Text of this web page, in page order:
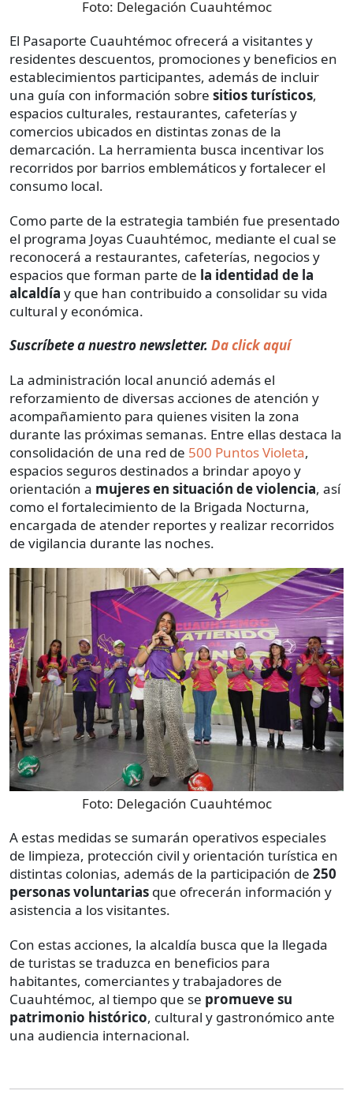
Foto: Delegación Cuauhtémoc
El Pasaporte Cuauhtémoc ofrecerá a visitantes y
residentes descuentos, promociones y beneficios en
establecimientos participantes, además de incluir
una guía con información sobre sitios turísticos,
espacios culturales, restaurantes, cafeterías y
comercios ubicados en distintas zonas de la
demarcación. La herramienta busca incentivar los
recorridos por barrios emblemáticos y fortalecer el
consumo local.
Como parte de la estrategia también fue presentado
el programa Joyas Cuauhtémoc, mediante el cual se
reconocerá a restaurantes, cafeterías, negocios y
espacios que forman parte de la identidad de la
alcaldía y que han contribuido a consolidar su vida
cultural y económica.
Suscríbete a nuestro newsletter. Da click aquí
La administración local anunció además el
reforzamiento de diversas acciones de atención y
acompañamiento para quienes visiten la zona
durante las próximas semanas. Entre ellas destaca la
consolidación de una red de 500 Puntos Violeta,
espacios seguros destinados a brindar apoyo y
orientación a mujeres en situación de violencia, así
como el fortalecimiento de la Brigada Nocturna,
encargada de atender reportes y realizar recorridos
de vigilancia durante las noches.
Foto: Delegación Cuauhtémoc
A estas medidas se sumarán operativos especiales
de limpieza, protección civil y orientación turística en
distintas colonias, además de la participación de 250
personas voluntarias que ofrecerán información y
asistencia a los visitantes.
Con estas acciones, la alcaldía busca que la llegada
de turistas se traduzca en beneficios para
habitantes, comerciantes y trabajadores de
Cuauhtémoc, al tiempo que se promueve su
patrimonio histórico, cultural y gastronómico ante
una audiencia internacional.